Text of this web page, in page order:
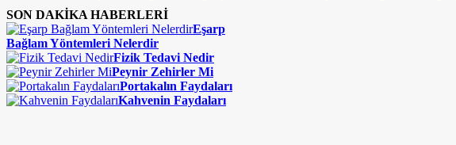
SON DAKİKA HABERLERİ
Eşarp
Bağlam Yöntemleri Nelerdir
Fizik Tedavi Nedir
Peynir Zehirler Mi
Portakalın Faydaları
Kahvenin Faydaları